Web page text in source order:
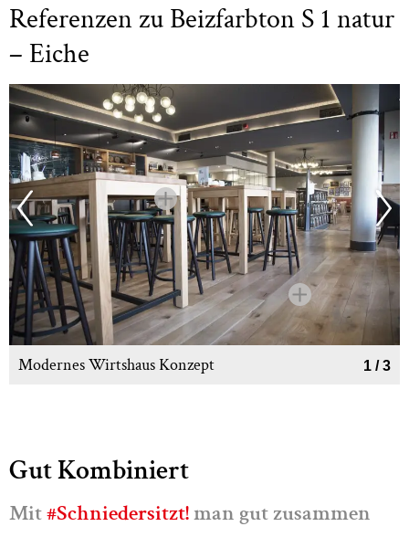
Referenzen zu Beizfarbton S 1 natur
– Eiche
Modernes Wirtshaus Konzept 2 /3
Gut Kombiniert
Mit#Schniedersitzt!man gut zusammen